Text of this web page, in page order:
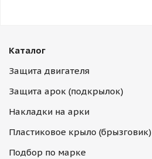
Каталог
Защита двигателя
Защита арок (подкрылок)
Накладки на арки
Пластиковое крыло (брызговик)
Подбор по марке